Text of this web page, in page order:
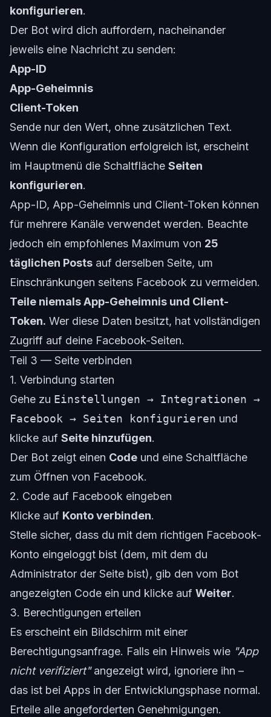
konfigurieren.
Der Bot wird dich auffordern, nacheinander
jeweils eine Nachricht zu senden:
App-ID
App-Geheimnis
Client-Token
Sende nur den Wert, ohne zusätzlichen Text.
Wenn die Konfiguration erfolgreich ist, erscheint
im Hauptmenü die Schaltfläche Seiten
konfigurieren.
App-ID, App-Geheimnis und Client-Token können
für mehrere Kanäle verwendet werden. Beachte
jedoch ein empfohlenes Maximum von 25
täglichen Posts auf derselben Seite, um
Einschränkungen seitens Facebook zu vermeiden.
Teile niemals App-Geheimnis und Client-
Token. Wer diese Daten besitzt, hat vollständigen
Zugriff auf deine Facebook-Seiten.
Teil 3 — Seite verbinden
1. Verbindung starten
Gehe zu Einstellungen → Integrationen →
Facebook → Seiten konfigurieren und
klicke auf Seite hinzufügen.
Der Bot zeigt einen Code und eine Schaltfläche
zum Öffnen von Facebook.
2. Code auf Facebook eingeben
Klicke auf Konto verbinden.
Stelle sicher, dass du mit dem richtigen Facebook-
Konto eingeloggt bist (dem, mit dem du
Administrator der Seite bist), gib den vom Bot
angezeigten Code ein und klicke auf Weiter.
3. Berechtigungen erteilen
Es erscheint ein Bildschirm mit einer
Berechtigungsanfrage. Falls ein Hinweis wie "App
nicht verifiziert"angezeigt wird, ignoriere ihn –
das ist bei Apps in der Entwicklungsphase normal.
Erteile alle angeforderten Genehmigungen.